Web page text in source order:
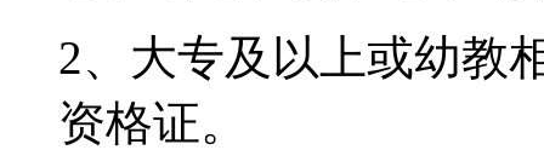
2、大专及以上或幼教
资格证。